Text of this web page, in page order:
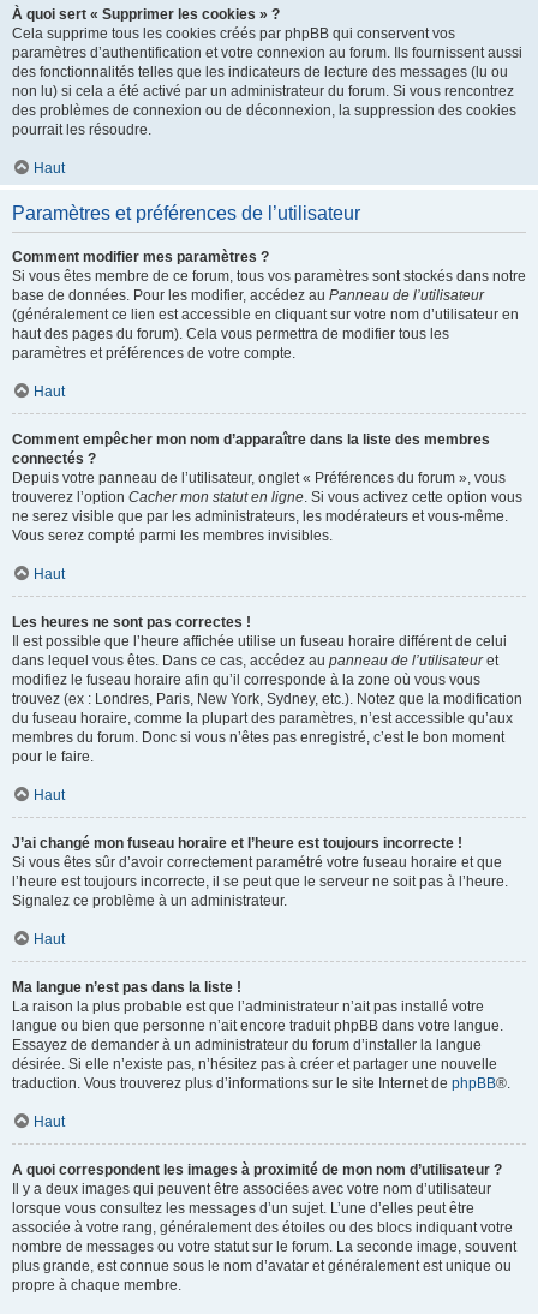
À quoi sert « Supprimer les cookies » ?
Cela supprime tous les cookies créés par phpBB qui conservent vos
paramètres d’authentification et votre connexion au forum. Ils fournissent aussi
des fonctionnalités telles que les indicateurs de lecture des messages (lu ou
non lu) si cela a été activé par un administrateur du forum. Si vous rencontrez
des problèmes de connexion ou de déconnexion, la suppression des cookies
pourrait les résoudre.
Haut
Paramètres et préférences de l’utilisateur
Comment modifier mes paramètres ?
Si vous êtes membre de ce forum, tous vos paramètres sont stockés dans notre
base de données. Pour les modifier, accédez au Panneau de l’utilisateur
(généralement ce lien est accessible en cliquant sur votre nom d’utilisateur en
haut des pages du forum). Cela vous permettra de modifier tous les
paramètres et préférences de votre compte.
Haut
Comment empêcher mon nom d’apparaître dans la liste des membres
connectés ?
Depuis votre panneau de l’utilisateur, onglet « Préférences du forum », vous
trouverez l’option Cacher mon statut en ligne. Si vous activez cette option vous
ne serez visible que par les administrateurs, les modérateurs et vous-même.
Vous serez compté parmi les membres invisibles.
Haut
Les heures ne sont pas correctes !
Il est possible que l’heure affichée utilise un fuseau horaire différent de celui
dans lequel vous êtes. Dans ce cas, accédez au panneau de l’utilisateuret
modifiez le fuseau horaire afin qu’il corresponde à la zone où vous vous
trouvez (ex : Londres, Paris, New York, Sydney, etc.). Notez que la modification
du fuseau horaire, comme la plupart des paramètres, n’est accessible qu’aux
membres du forum. Donc si vous n’êtes pas enregistré, c’est le bon moment
pour le faire.
Haut
J’ai changé mon fuseau horaire et l’heure est toujours incorrecte !
Si vous êtes sûr d’avoir correctement paramétré votre fuseau horaire et que
l’heure est toujours incorrecte, il se peut que le serveur ne soit pas à l’heure.
Signalez ce problème à un administrateur.
Haut
Ma langue n’est pas dans la liste !
La raison la plus probable est que l’administrateur n’ait pas installé votre
langue ou bien que personne n’ait encore traduit phpBB dans votre langue.
Essayez de demander à un administrateur du forum d’installer la langue
désirée. Si elle n’existe pas, n’hésitez pas à créer et partager une nouvelle
traduction. Vous trouverez plus d’informations sur le site Internet de phpBB®.
Haut
A quoi correspondent les images à proximité de mon nom d’utilisateur ?
Il y a deux images qui peuvent être associées avec votre nom d’utilisateur
lorsque vous consultez les messages d’un sujet. L’une d’elles peut être
associée à votre rang, généralement des étoiles ou des blocs indiquant votre
nombre de messages ou votre statut sur le forum. La seconde image, souvent
plus grande, est connue sous le nom d’avatar et généralement est unique ou
propre à chaque membre.